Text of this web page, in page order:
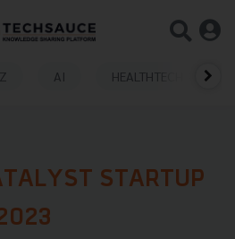
AI HEALTHTECH
STARTUP